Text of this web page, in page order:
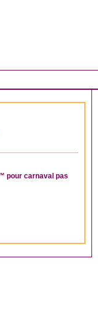
pour carnaval pas